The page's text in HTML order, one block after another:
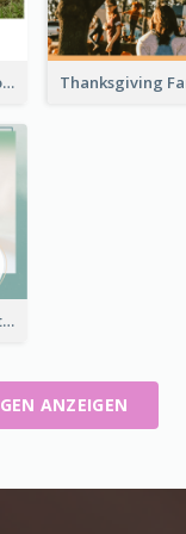
Family Gathering Photo Book
Welcome Baby Family Photo Book
ANZEIGEN